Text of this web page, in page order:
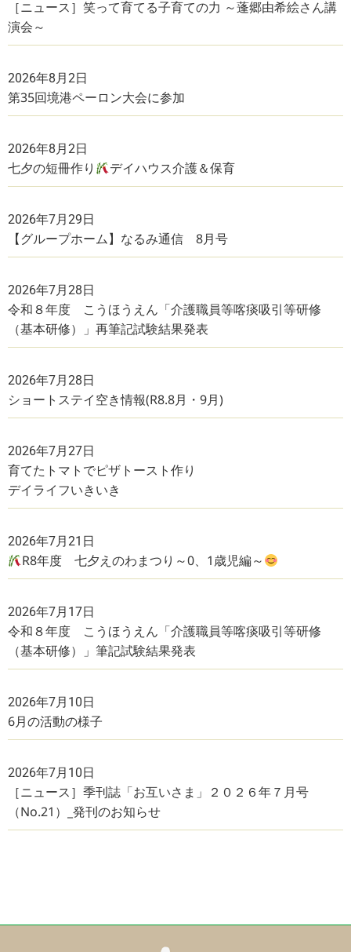
［ニュース］笑って育てる子育ての力 ～蓬郷由希絵さん講
演会～
2026年8月2日
第35回境港ペーロン大会に参加
2026年8月2日
七夕の短冊作り デイハウス介護＆保育
2026年7月29日
【グループホーム】なるみ通信 8月号
2026年7月28日
令和８年度 こうほうえん「介護職員等喀痰吸引等研修
（基本研修）」再筆記試験結果発表
2026年7月28日
ショートステイ空き情報(R8.8月・9月)
2026年7月27日
育てたトマトでピザトースト作り
デイライフいきいき
2026年7月21日
R8年度 七夕えのわまつり～0、1歳児編～
2026年7月17日
令和８年度 こうほうえん「介護職員等喀痰吸引等研修
（基本研修）」筆記試験結果発表
2026年7月10日
6月の活動の様子
2026年7月10日
［ニュース］季刊誌「お互いさま」２０２６年７月号
（No.21）_発刊のお知らせ